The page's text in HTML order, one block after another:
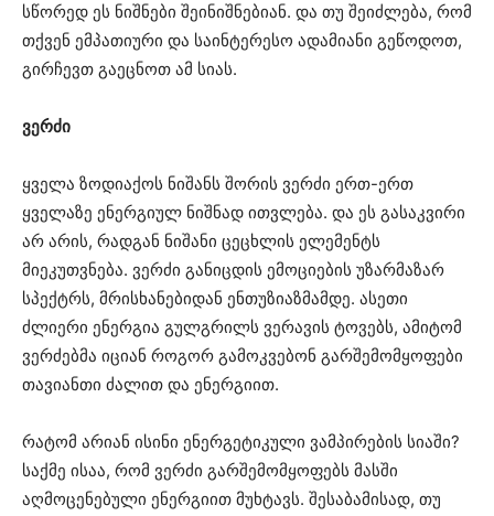
სწორედ ეს ნიშნები შეინიშნებიან. და თუ შეიძლება, რომ
თქვენ ემპათიური და საინტერესო ადამიანი გეწოდოთ,
გირჩევთ გაეცნოთ ამ სიას.
ვერძი
ყველა ზოდიაქოს ნიშანს შორის ვერძი ერთ-ერთ
ყველაზე ენერგიულ ნიშნად ითვლება. და ეს გასაკვირი
არ არის, რადგან ნიშანი ცეცხლის ელემენტს
მიეკუთვნება. ვერძი განიცდის ემოციების უზარმაზარ
სპექტრს, მრისხანებიდან ენთუზიაზმამდე. ასეთი
ძლიერი ენერგია გულგრილს ვერავის ტოვებს, ამიტომ
ვერძებმა იციან როგორ გამოკვებონ გარშემომყოფები
თავიანთი ძალით და ენერგიით.
რატომ არიან ისინი ენერგეტიკული ვამპირების სიაში?
საქმე ისაა, რომ ვერძი გარშემომყოფებს მასში
აღმოცენებული ენერგიით მუხტავს. შესაბამისად, თუ